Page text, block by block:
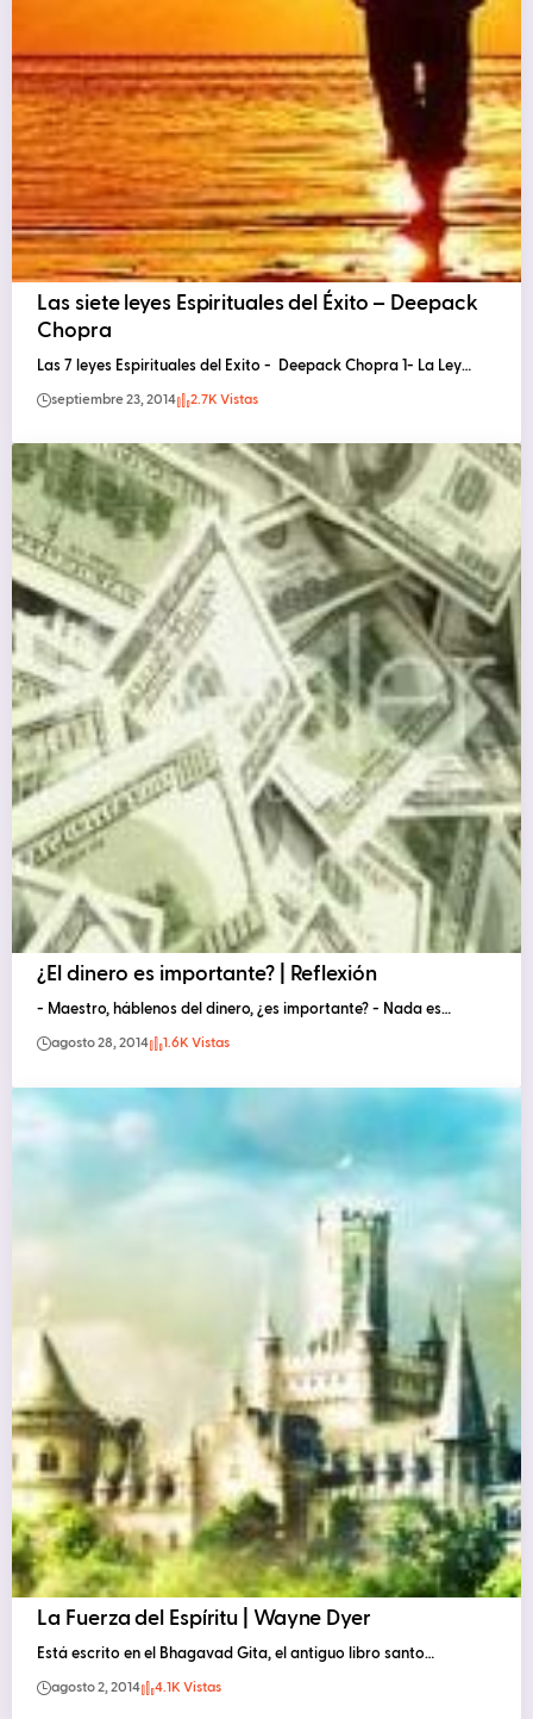
Las siete leyes Espirituales del Éxito – Deepack
Chopra
Las 7 leyes Espirituales del Exito - Deepack Chopra 1- La Ley…
septiembre 23, 2014 2.7K Vistas
¿El dinero es importante? | Reflexión
- Maestro, háblenos del dinero, ¿es importante? - Nada es…
agosto 28, 2014 1.6K Vistas
La Fuerza del Espíritu | Wayne Dyer
Está escrito en el Bhagavad Gita, el antiguo libro santo…
agosto 2, 2014 4.1K Vistas